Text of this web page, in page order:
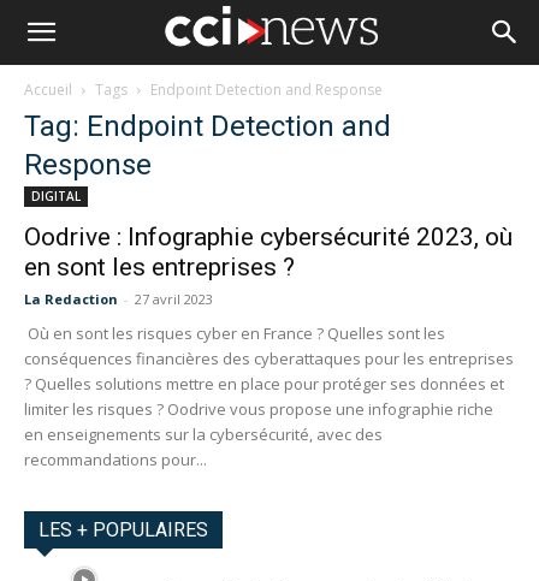
Accueil Tags Endpoint Detection and Response
Tag: Endpoint Detection and
Response
DIGITAL
Oodrive : Infographie cybersécurité 2023, où
en sont les entreprises ?
La Redaction - 27 avril 2023
Où en sont les risques cyber en France ? Quelles sont les
conséquences financières des cyberattaques pour les entreprises
? Quelles solutions mettre en place pour protéger ses données et
limiter les risques ? Oodrive vous propose une infographie riche
en enseignements sur la cybersécurité, avec des
recommandations pour...
LES + POPULAIRES